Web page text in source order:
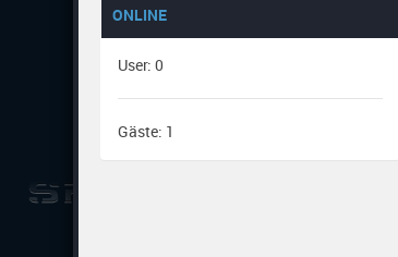
ONLINE
User: 0
Gäste: 1